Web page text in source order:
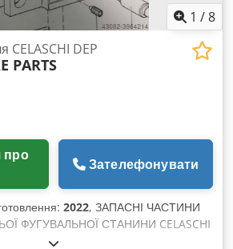
1 /8
DEP
PARTS
Зателефонувати
2022, ЗАПАСНІ ЧАСТИНИ
ФУГУВАЛЬНОЇ СТАНИНИ CELASCHI
E Ul Aex Ab Terf